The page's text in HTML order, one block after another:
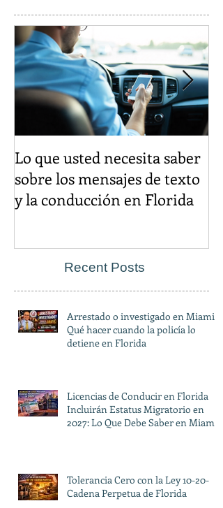
Lo que usted necesita saber
sobre los mensajes de texto
y la conducción en Florida
Recent Posts
Arrestado o investigado en Miami?
Qué hacer cuando la policía lo
detiene en Florida
Licencias de Conducir en Florida
Incluirán Estatus Migratorio en
2027: Lo Que Debe Saber en Miami
Tolerancia Cero con la Ley 10-20-
Cadena Perpetua de Florida